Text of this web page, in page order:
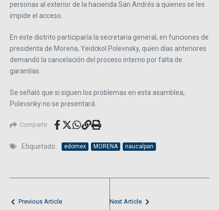
personas al exterior de la hacienda San Andrés a quienes se les
impide el acceso.
En este distrito participaría la secretaria general, en funciones de
presidenta de Morena, Yeidckol Polevnsky, quien días anteriores
demandó la cancelación del proceso interno por falta de
garantías.
Se señaló que si siguen los problemas en esta asamblea,
Polevsnky no se presentará.
Compartir
Etiquetado: edomex MORENA naucalpan
Previous Article Next Article